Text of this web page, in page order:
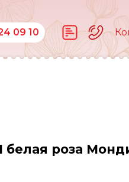
09 10
белая роза